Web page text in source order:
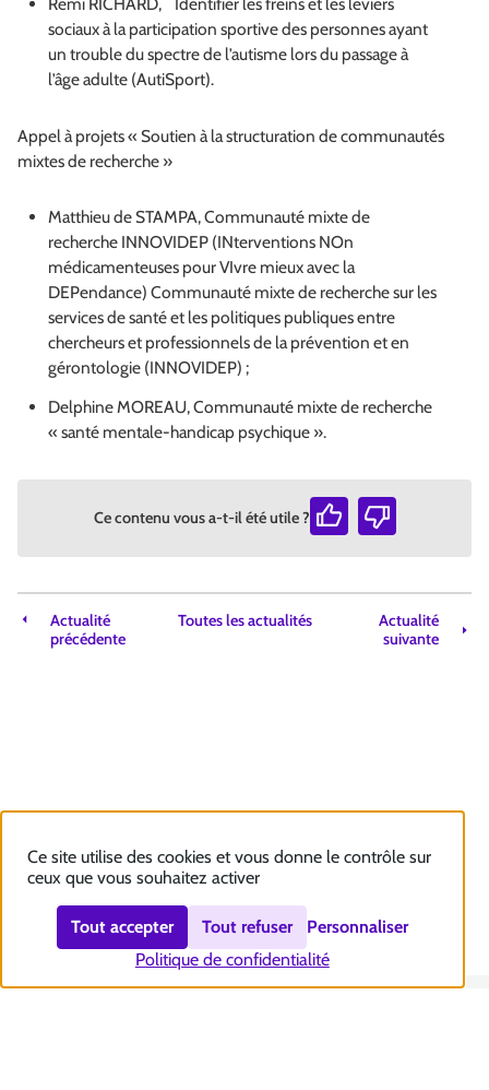
Rémi RICHARD, Identifier les freins et les leviers
sociaux à la participation sportive des personnes ayant
un trouble du spectre de l’autisme lors du passage à
l’âge adulte (AutiSport).
Appel à projets « Soutien à la structuration de communautés
mixtes de recherche »
Matthieu de STAMPA, Communauté mixte de
recherche INNOVIDEP (INterventions NOn
médicamenteuses pour VIvre mieux avec la
DEPendance) Communauté mixte de recherche sur les
services de santé et les politiques publiques entre
chercheurs et professionnels de la prévention et en
gérontologie (INNOVIDEP) ;
Delphine MOREAU, Communauté mixte de recherche
« santé mentale-handicap psychique ».
Ce contenu vous a-t-il été utile ?
Actualité
précédente
Toutes les actualités
Actualité
suivante
Ce site utilise des cookies et vous donne le contrôle sur
ceux que vous souhaitez activer
Tout accepter Tout refuser
Personnaliser
Politique de confidentialité